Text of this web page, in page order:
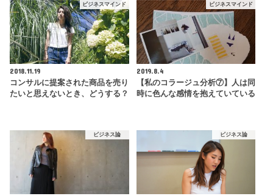
ビジネスマインド
2018.11.19
コンサルに提案された商品を売り
たいと思えないとき、どうする？
ビジネスマインド
2019.8.4
【私のコラージュ分析⑦】人は同
時に色んな感情を抱えていている
ビジネス論 ビジネス論